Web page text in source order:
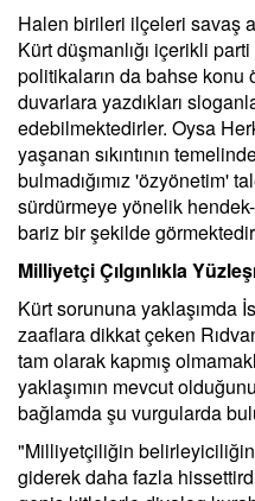
Halen birileri ilçeleri savaş
Kürt düşmanlığı içerikli
politikaların da bahse
duvarlara yazdıkları
edebilmektedirler. Oysa
yaşanan sıkıntının
bulmadığımız 'özyönetim'
sürdürmeye yönelik
bariz bir şekilde
Milliyetçi Çılgınlıkla
Kürt sorununa yaklaşımda
zaaflara dikkat çeken
tam olarak kapmış
yaklaşımın mevcut
bağlamda şu vurgularda
"Milliyetçiliğin
giderek daha fazla